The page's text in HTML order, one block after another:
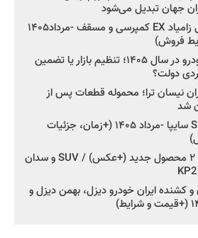
جهان تبدیل می‌شود
شروع فروش اقساطی زامیاد EX کمپرسی و مسقف -مرداد۱۴۰۵
فروش)
راز واردات ۷۵ هزار خودرو در سال ۱۴۰۵؛ تنظیم بازار یا تضمین
نیسان ترا؛ محموله قطعات پس از
شد
شروع فروش کوییک S سایپا -مرداد ۱۴۰۵ (+زمان، جزئیات
کرمان موتور به دنبال ۲ محصول جدید (+عکس) / SUV و سدان
ایران خودرو دیزل، بهمن دیزل و